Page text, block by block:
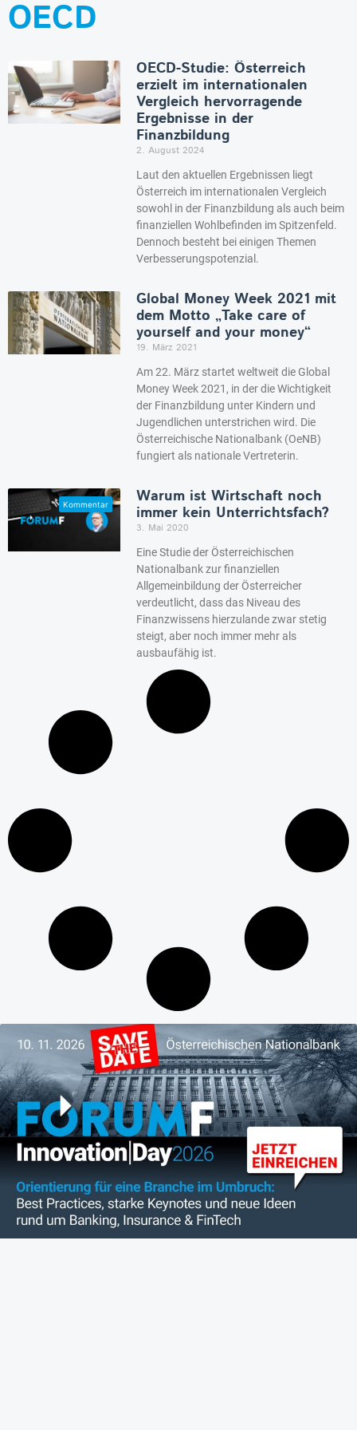
OECD
OECD-Studie: Österreich
erzielt im internationalen
Vergleich hervorragende
Ergebnisse in der
Finanzbildung
2. August 2024
Laut den aktuellen Ergebnissen liegt
Österreich im internationalen Vergleich
sowohl in der Finanzbildung als auch beim
finanziellen Wohlbefinden im Spitzenfeld.
Dennoch besteht bei einigen Themen
Verbesserungspotenzial.
Global Money Week 2021 mit
dem Motto „Take care of
yourself and your money“
19. März 2021
Am 22. März startet weltweit die Global
Money Week 2021, in der die Wichtigkeit
der Finanzbildung unter Kindern und
Jugendlichen unterstrichen wird. Die
Österreichische Nationalbank (OeNB)
fungiert als nationale Vertreterin.
Warum ist Wirtschaft noch
immer kein Unterrichtsfach?
3. Mai 2020
Eine Studie der Österreichischen
Nationalbank zur finanziellen
Allgemeinbildung der Österreicher
verdeutlicht, dass das Niveau des
Finanzwissens hierzulande zwar stetig
steigt, aber noch immer mehr als
ausbaufähig ist.